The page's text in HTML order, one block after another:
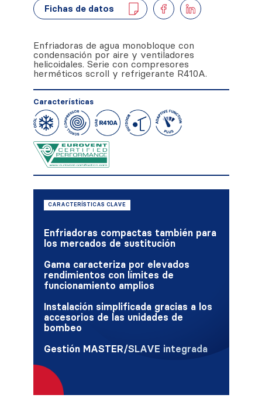
Fichas de datos
Enfriadoras de agua monobloque con
condensación por aire y ventiladores
helicoidales. Serie con compresores
herméticos scroll y refrigerante R410A.
Características
CARACTERÍSTICAS CLAVE
Enfriadoras compactas también para
los mercados de sustitución
Gama caracteriza por elevados
rendimientos con límites de
funcionamiento amplios
Instalación simplificada gracias a los
accesorios de las unidades de
bombeo
Gestión MASTER/SLAVE integrada